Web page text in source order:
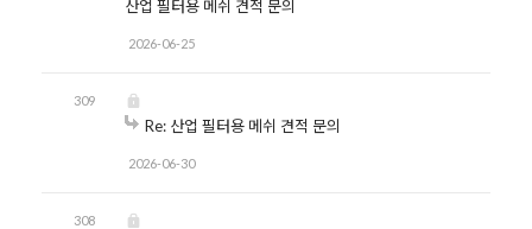
산업 필터용 메쉬 견적 문의
2026-06-25
309
Re: 산업 필터용 메쉬 견적 문의
2026-06-30
308